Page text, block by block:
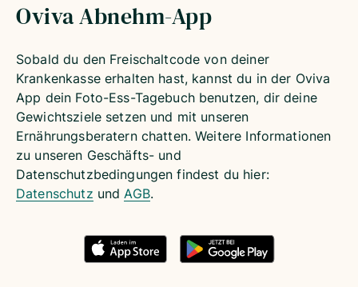
Oviva Abnehm-App
Sobald du den Freischaltcode von deiner
Krankenkasse erhalten hast, kannst du in der Oviva
App dein Foto-Ess-Tagebuch benutzen, dir deine
Gewichtsziele setzen und mit unseren
Ernährungsberatern chatten. Weitere Informationen
zu unseren Geschäfts- und
Datenschutzbedingungen findest du hier:
Datenschutz undAGB.